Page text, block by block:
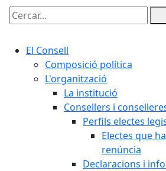
Cercar:
El Consell
Composició política
L'organització
La institució
Consellers i
Perfils electes
Electes que
renúncia
Declaracions i